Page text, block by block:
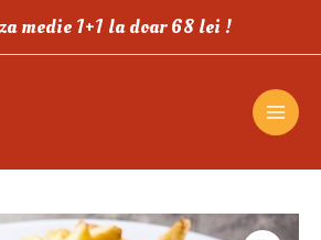
medie 1+1 la doar 68 lei !